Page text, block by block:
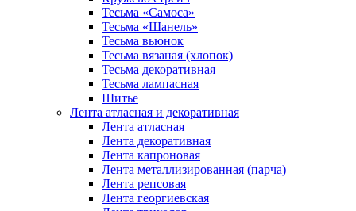
Тесьма «Самоса»
Тесьма «Шанель»
Тесьма вьюнок
Тесьма вязаная (хлопок)
Тесьма декоративная
Тесьма лампасная
Шитье
Лента атласная и декоративная
Лента атласная
Лента декоративная
Лента капроновая
Лента металлизированная (парча)
Лента репсовая
Лента георгиевская